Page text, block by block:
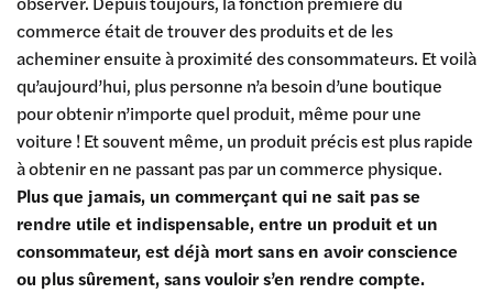
commerce était de trouver des produits et de les
acheminer ensuite à proximité des consommateurs. Et voilà
qu’aujourd’hui, plus personne n’a besoin d’une boutique
pour obtenir n’importe quel produit, même pour une
voiture ! Et souvent même, un produit précis est plus rapide
à obtenir en ne passant pas par un commerce physique.
Plus que jamais, un commerçant qui ne sait pas se
rendre utile et indispensable, entre un produit et un
consommateur, est déjà mort sans en avoir conscience
ou plus sûrement, sans vouloir s’en rendre compte.